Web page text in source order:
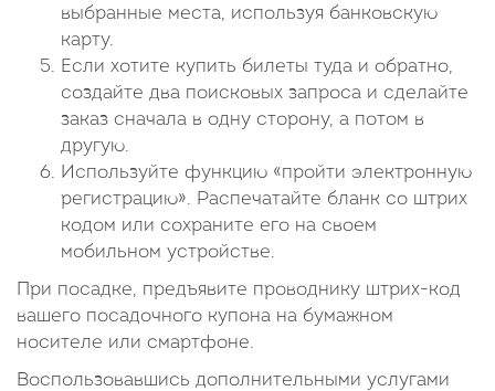
выбранные места, используя банковскую
карту.
Если хотите купить билеты туда и обратно,
создайте два поисковых запроса и сделайте
заказ сначала в одну сторону, а потом в
другую.
Используйте функцию «пройти электронную
регистрацию». Распечатайте бланк со штрих
кодом или сохраните его на своем
мобильном устройстве.
При посадке, предъявите проводнику штрих-код
вашего посадочного купона на бумажном
носителе или смартфоне.
Воспользовавшись дополнительными услугами